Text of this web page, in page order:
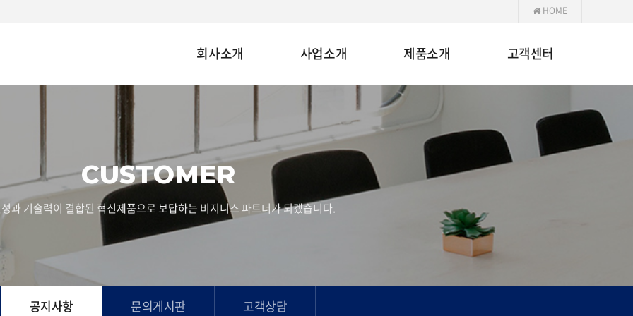
HOME
회사소개 사업소개 제품소개 고객센터
CUSTOMER
과 기술력이 결합된 혁신제품으로 보답하는 비지니스 파트너가 되겠습니다.
공지사항 문의게시판 고객상담